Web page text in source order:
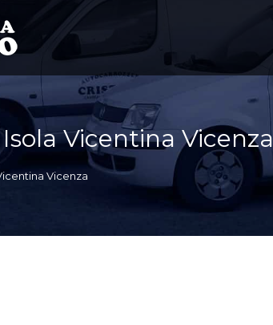
Vicentina Vicenza
Vicenza